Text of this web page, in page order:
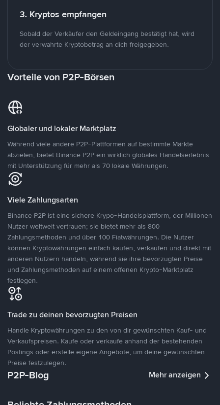
3. Kryptos empfangen
Sobald der Verkäufer den Geldeingang bestätigt hat, wird
der verwahrte Kryptobetrag an dich freigegeben.
Vorteile von P2P-Börsen
Globaler und lokaler Marktplatz
Während viele andere P2P-Plattformen auf bestimmte Märkte
abzielen, bietet Binance P2P ein wirklich globales Handelserlebnis
mit Unterstützung für mehr als 70 lokale Währungen.
Viele Zahlungsarten
Binance P2P ist eine sichere Krypo-Handelsplattform, der Millionen
Nutzer weltweit vertrauen; sie bietet mehr als 800
Zahlungsmethoden und über 100 Fiatwährungen. Die Nutzer
können Kryptowährungen einfach kaufen, verkaufen und direkt mit
anderen Nutzern handeln, während sie ihre bevorzugten Preise
und Zahlungsmethoden auf einem offenen Krypto-Marktplatz
festlegen.
Trade zu deinen bevorzugten Preisen
Handle Kryptowährungen zu den von dir gewünschten Kauf- und
Verkaufspreisen. Kaufe oder verkaufe anhand der bestehenden
Postings oder erstelle eigene Angebote, um deine gewünschten
Preise festzulegen.
P2P-Blog Mehr anzeigen